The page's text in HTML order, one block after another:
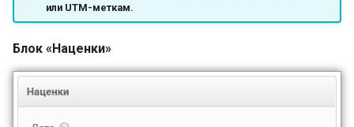
или UTM-меткам.
Блок «Наценки»